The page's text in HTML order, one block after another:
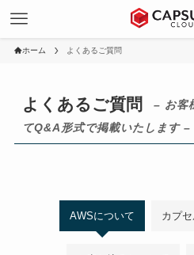
ホーム よくあるご質問
よくあるご質問
– お客
てQ&A形式で掲載いたします –
AWSについて カプ